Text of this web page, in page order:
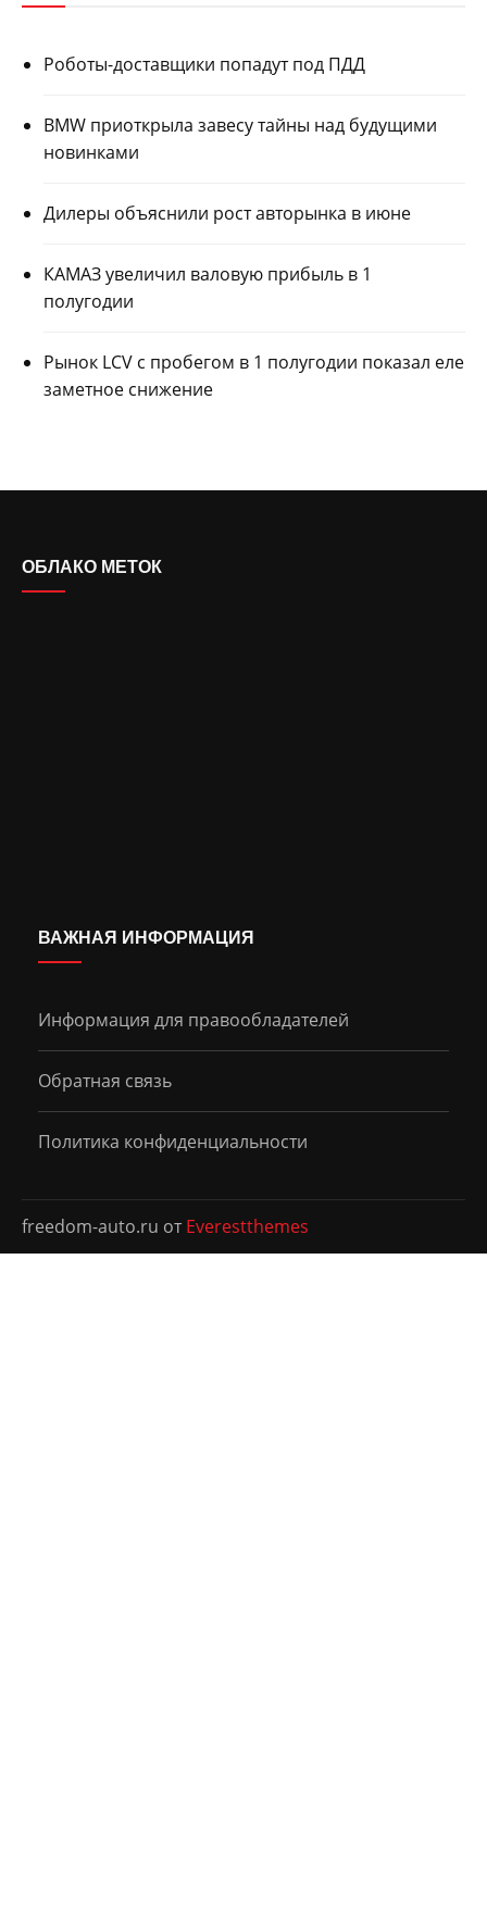
Роботы-доставщики попадут под ПДД
BMW приоткрыла завесу тайны над будущими
новинками
Дилеры объяснили рост авторынка в июне
КАМАЗ увеличил валовую прибыль в 1
полугодии
Рынок LCV с пробегом в 1 полугодии показал еле
заметное снижение
ОБЛАКО МЕТОК
ВАЖНАЯ ИНФОРМАЦИЯ
Информация для правообладателей
Обратная связь
Политика конфиденциальности
freedom-auto.ru отEverestthemes